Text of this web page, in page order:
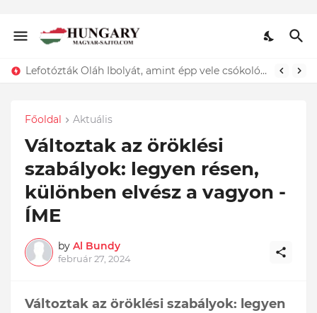
Lefotózták Oláh Ibolyát, amint épp vele csókolózik - EZT nem hiszed el, kinek a karjában kötött ki...ÍME
Főoldal Aktuális
Változtak az öröklési
szabályok: legyen résen,
különben elvész a vagyon -
ÍME
by Al Bundy
február 27, 2024
Változtak az öröklési szabályok: legyen